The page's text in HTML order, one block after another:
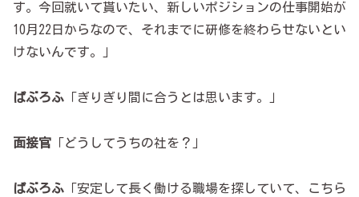
す。今回就いて貰いたい、新しいポジションの仕事開始が
10月22日からなので、それまでに研修を終わらせないとい
けないんです。」
ぱぶろふ 「ぎりぎり間に合うとは思います。」
面接官 「どうしてうちの社を？」
ぱぶろふ 「安定して長く働ける職場を探していて、こちら